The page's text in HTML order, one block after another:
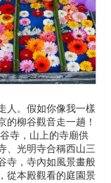
人。假如你像我一樣
的柳谷觀音走一趟！
寺，山上的寺廟供
、光明寺合稱西山三
寺，寺內如風景畫般
從本殿觀看的庭園景